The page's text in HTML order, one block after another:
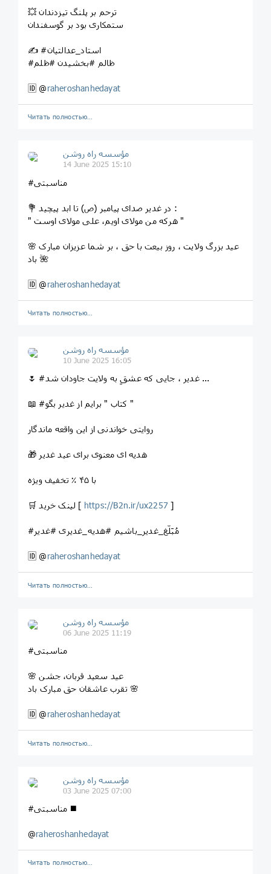
💥 ترحم بر پلنگ تیزدندان
ستمکاری بود بر گوسفندان
✍ #استاد_عدالتیان
#ظالم #بخشیدن #ظلم
🆔 @raheroshanhedayat
Читать полностью…
مؤسسه راه روشن
14 June 2025 15:10
#مناسبتی
💐 در غدیر صدای پیامبر (ص) تا ابد پیچید :
" هرکه من مولای اویم، علی مولای اوست "
🌸 عید بزرگ ولایت ، روز بیعت با حق ، بر شما عزیزان مبارک
باد 🌺
🆔 @raheroshanhedayat
Читать полностью…
مؤسسه راه روشن
10 June 2025 16:05
🌷 #غدیر ، جایی که عشقِ به ولایت جاودان شد ...
📖 #کتاب " برایم از غدیر بگو "
روایتی خواندنی از این واقعه ماندگار
🎁 هدیه ای معنوی برای عید غدیر
با ۴۵ ٪ تخفیف ویژه
🛒 لینک خرید [ https://B2n.ir/ux2257 ]
#مُبَلّغ_غدیر_باشیم #هدیه_غدیری #غدیر
🆔 @raheroshanhedayat
Читать полностью…
مؤسسه راه روشن
06 June 2025 11:19
#مناسبتی
🌸 عید سعید قربان، جشن
تقرب عاشقان حق مبارک باد 🌸
🆔 @raheroshanhedayat
Читать полностью…
مؤسسه راه روشن
03 June 2025 07:00
#مناسبتی ◼️
@raheroshanhedayat
Читать полностью…